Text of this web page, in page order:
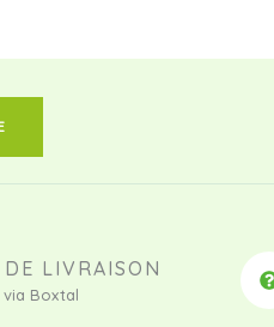
LIVRAISON
via Boxtal